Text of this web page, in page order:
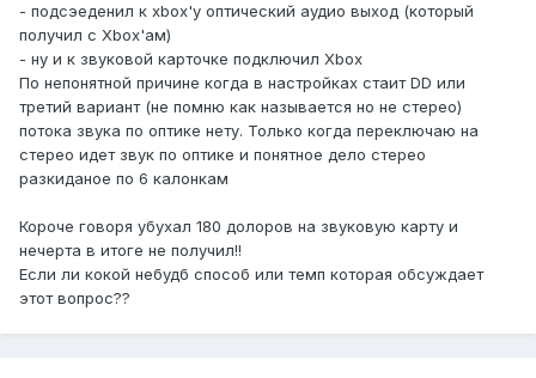
- подсэеденил к xbox'у оптический аудио выход (который
получил с Xbox'ам)
- ну и к звуковой карточке подключил Xbox
По непонятной причине когда в настройках стаит DD или
третий вариант (не помню как называется но не стерео)
потока звука по оптике нету. Только когда переключаю на
стерео идет звук по оптике и понятное дело стерео
разкиданое по 6 калонкам
Короче говоря убухал 180 долоров на звуковую карту и
нечерта в итоге не получил!!
Если ли кокой небудб способ или темп которая обсуждает
этот вопрос??